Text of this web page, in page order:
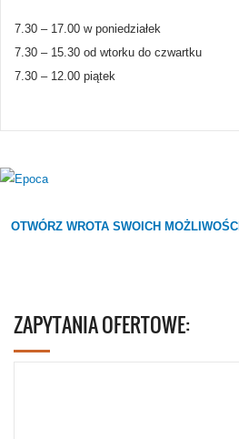
7.30 – 17.00 w poniedziałek
7.30 – 15.30 od wtorku do czwartku
7.30 – 12.00 piątek
OTWÓRZ WROTA SWOICH MOŻLIWOŚCI
ZAPYTANIA OFERTOWE: